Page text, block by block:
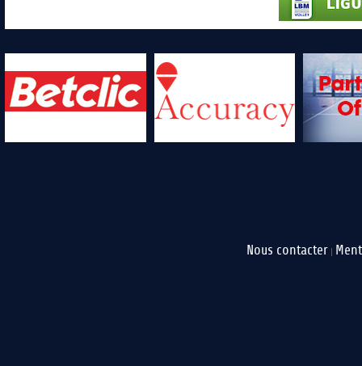
Nous contacter |